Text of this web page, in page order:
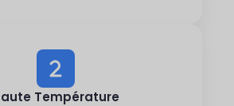
Température